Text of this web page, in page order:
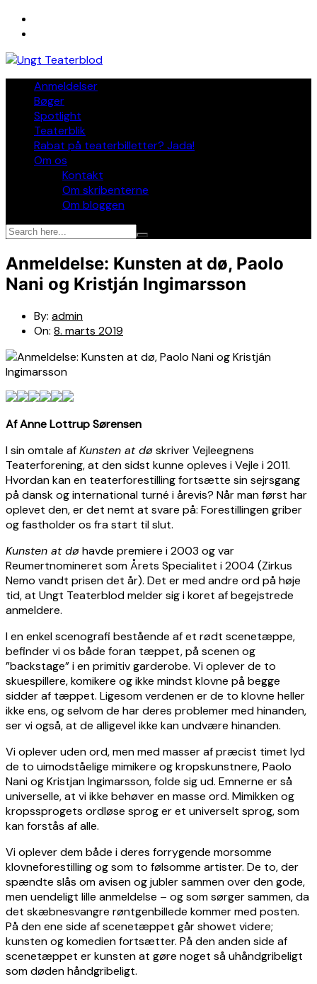
Skip
Anmeldelser
Bøger
Spotlight
Teaterblik
Rabat på teaterbilletter? Jada!
Om os
Kontakt
Om skribenterne
Om bloggen
Anmeldelse: Kunsten at dø, Paolo
Nani og Kristján Ingimarsson
By: admin
On: 8. marts 2019
Af Anne Lottrup Sørensen
I sin omtale afKunsten at døskriver Vejleegnens
Teaterforening, at den sidst kunne opleves i Vejle i 2011.
Hvordan kan en teaterforestilling fortsætte sin sejrsgang
på dansk og international turné i årevis? Når man først har
oplevet den, er det nemt at svare på: Forestillingen griber
og fastholder os fra start til slut.
Kunsten at døhavde premiere i 2003 og var
Reumertnomineret som Årets Specialitet i 2004 (Zirkus
Nemo vandt prisen det år). Det er med andre ord på høje
tid, at Ungt Teaterblod melder sig i koret af begejstrede
anmeldere.
I en enkel scenografi bestående af et rødt scenetæppe,
befinder vi os både foran tæppet, på scenen og
”backstage” i en primitiv garderobe. Vi oplever de to
skuespillere, komikere og ikke mindst klovne på begge
sidder af tæppet. Ligesom verdenen er de to klovne heller
ikke ens, og selvom de har deres problemer med hinanden,
ser vi også, at de alligevel ikke kan undvære hinanden.
Vi oplever uden ord, men med masser af præcist timet lyd
de to uimodståelige mimikere og kropskunstnere, Paolo
Nani og Kristjan Ingimarsson, folde sig ud. Emnerne er så
universelle, at vi ikke behøver en masse ord. Mimikken og
kropssprogets ordløse sprog er et universelt sprog, som
kan forstås af alle.
Vi oplever dem både i deres forrygende morsomme
klovneforestilling og som to følsomme artister. De to, der
spændte slås om avisen og jubler sammen over den gode,
men uendeligt lille anmeldelse – og som sørger sammen, da
det skæbnesvangre røntgenbillede kommer med posten.
På den ene side af scenetæppet går showet videre;
kunsten og komedien fortsætter. På den anden side af
scenetæppet er kunsten at gøre noget så uhåndgribeligt
som døden håndgribeligt.